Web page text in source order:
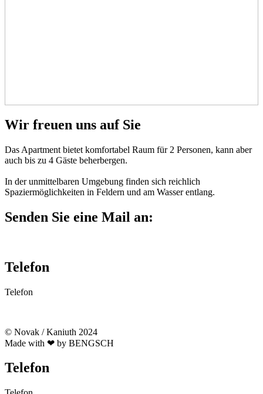
Wir freuen uns auf Sie
Das Apartment bietet komfortabel Raum für 2 Personen, kann aber
auch bis zu 4 Gäste beherbergen.
In der unmittelbaren Umgebung finden sich reichlich
Spaziermöglichkeiten in Feldern und am Wasser entlang.
Senden Sie eine Mail an:
Telefon
Telefon
© Novak / Kaniuth 2024
Made with ❤ by BENGSCH
Telefon